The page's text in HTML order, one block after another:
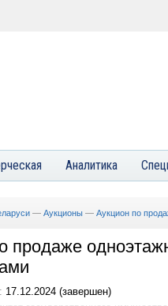
Аналитика
— Аукционы — Аукцион по
продаже
17.12.2024 (завершен)